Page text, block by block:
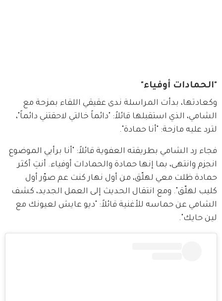
"الحمادات أوفياء"
وكعادتها، بدأت المراسلة ندى عقيقي اللقاء بمزحة مع
الشامي، الذي استقبلها قائلاً: "دائماً خالتي لاحقتني دائماً"،
لترد عليه مازحة: "أنا حمادة".
فجاء رد الشامي بطريقته العفوية قائلاً: "أنا برأيي الموضوع
انجزم وانتهى، بما إنها حمادة والحمادات أوفياء. أنتِ أكثر
حمادة ظلت معي لهلّق، من أول نهار كنت عم صوّر أول
كليب لهلّق". ومع انتقال الحديث إلى العمل الجديد، كشف
الشامي عن حماسه للأغنية قائلاً: "ديو عايش لعيونك مع
لين حايك".